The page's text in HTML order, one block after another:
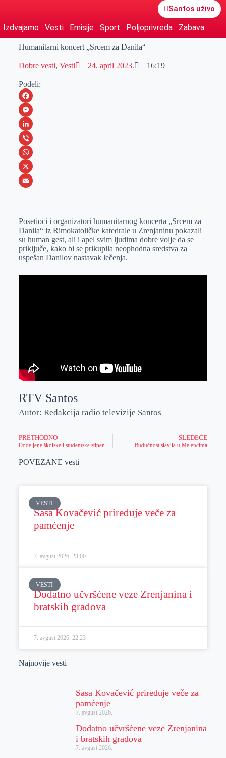
Santos uživo
Izdvajamo Vesti Emisije Sport Poljoprivreda Zabava
Humanitarni koncert „Srcem za Danila“
Dobre vesti, Vesti 24. april 2023. 16:19
Podeli:
F
a
c
e
b
o
M
e
s
s
e
e
r
L
i
n
k
I
n
V
i
b
W
h
s
A
p
X
a
i
l
Posetioci i organizatori humanitarnog koncerta „Srcem za
Danila“ iz Rimokatoličke katedrale u Zrenjaninu pokazali
su human gest, ali i apel svim ljudima dobre volje da se
priključe, kako bi se prikupila neophodna sredstva za
uspešan Danilov nastavak lečenja.
RTV Santos
Autor: Redakcija radio televizije Santos
PRETHODNO SLEDEĆE
Budućnost slavila u Melencima
POVEZANE vesti
VESTI
Sasa Kovačević priređuje veče za
pamćenje
7. avgust 2026. 23:00
VESTI
Dodatno učvršćene veze Zrenjanina i
bratskih gradova
7. avgust 2026. 22:23
Najnovije vesti
Sasa Kovačević priređuje veče za
pamćenje
7. avgust 2026.
Dodatno učvršćene veze Zrenjanina
i bratskih gradova
7. avgust 2026.